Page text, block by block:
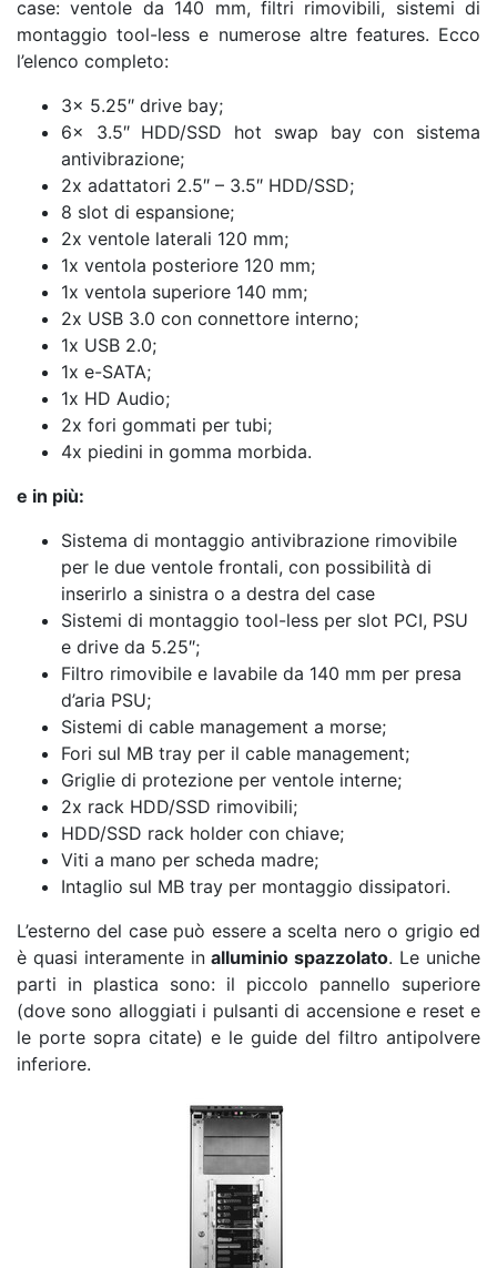
case: ventole da 140 mm, filtri rimovibili, sistemi di
montaggio tool-less e numerose altre features. Ecco
l’elenco completo:
3x 5.25″ drive bay;
6x 3.5″ HDD/SSD hot swap bay con sistema
antivibrazione;
2x adattatori 2.5″ – 3.5″ HDD/SSD;
8 slot di espansione;
2x ventole laterali 120 mm;
1x ventola posteriore 120 mm;
1x ventola superiore 140 mm;
2x USB 3.0 con connettore interno;
1x USB 2.0;
1x e-SATA;
1x HD Audio;
2x fori gommati per tubi;
4x piedini in gomma morbida.
e in più:
Sistema di montaggio antivibrazione rimovibile
per le due ventole frontali, con possibilità di
inserirlo a sinistra o a destra del case
Sistemi di montaggio tool-less per slot PCI, PSU
e drive da 5.25″;
Filtro rimovibile e lavabile da 140 mm per presa
d’aria PSU;
Sistemi di cable management a morse;
Fori sul MB tray per il cable management;
Griglie di protezione per ventole interne;
2x rack HDD/SSD rimovibili;
HDD/SSD rack holder con chiave;
Viti a mano per scheda madre;
Intaglio sul MB tray per montaggio dissipatori.
L’esterno del case può essere a scelta nero o grigio ed
è quasi interamente inalluminio spazzolato. Le uniche
parti in plastica sono: il piccolo pannello superiore
(dove sono alloggiati i pulsanti di accensione e reset e
le porte sopra citate) e le guide del filtro antipolvere
inferiore.